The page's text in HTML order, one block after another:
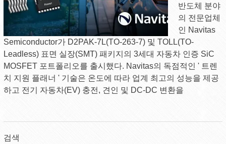
반도체 분야
의 전문업체
인 Navitas
Semiconductor가 D2PAK-7L(TO-263-7) 및 TOLL(TO-
Leadless) 표면 실장(SMT) 패키지의 3세대 자동차 인증 SiC
MOSFET 포트폴리오를 출시했다. Navitas의 독점적인 ' 트렌
치 지원 플래너 ' 기술은 온도에 따라 업계 최고의 성능을 제공
하고 전기 자동차(EV) 충전, 견인 및 DC-DC 변환을
검색